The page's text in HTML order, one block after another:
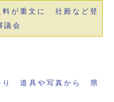
料が重文に 社殿など登
会
り 道具や写真から 県